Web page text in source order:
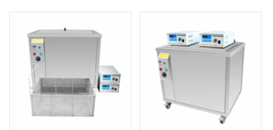
industriel de la FCC
264L 3000W de pneu
de roue
4500W de moteur